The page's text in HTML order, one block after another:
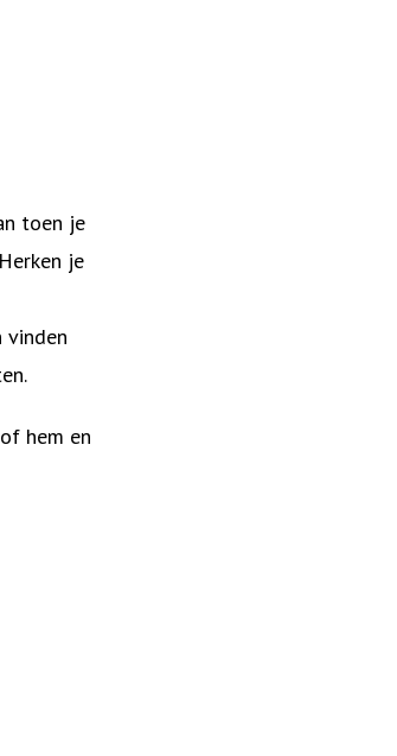
toen je
je
vinden
hem en